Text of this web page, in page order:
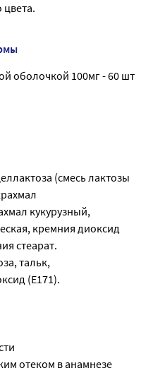
оболочкой 100мг - 60 шт
(смесь лактозы
кукурузный,
кремния диоксид
стеарат.
тальк,
(Е171).
отеком в анамнезе